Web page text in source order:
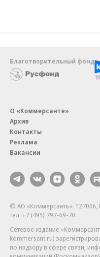
07.08.2026
STONE
Благотворительный фонд
О «Коммерсанте»
Архив
Контакты
Реклама